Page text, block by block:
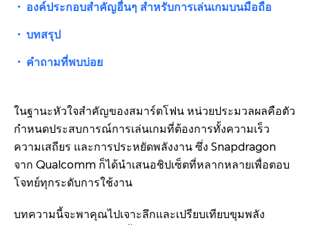
・ องค์ประกอบสำคัญอื่นๆ สำหรับการเล่นเกมบนมือถือ
・ บทสรุป
・ คำถามที่พบบ่อย
ในฐานะหัวใจสำคัญของสมาร์ตโฟน หน่วยประมวลผลคือตัว
กำหนดประสบการณ์การเล่นเกมที่ต้องการทั้งความเร็ว
ความเสถียร และการประหยัดพลังงาน ซึ่ง Snapdragon
จาก Qualcomm ก็ได้นำเสนอชิปเซ็ตที่หลากหลายเพื่อตอบ
โจทย์ทุกระดับการใช้งาน
บทความนี้จะพาคุณไปเจาะลึกและเปรียบเทียบขุมพลัง